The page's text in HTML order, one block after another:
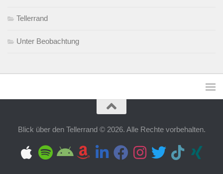
Tellerrand
Unter Beobachtung
Blick über den Tellerrand © 2026. Alle Rechte vorbehalten.